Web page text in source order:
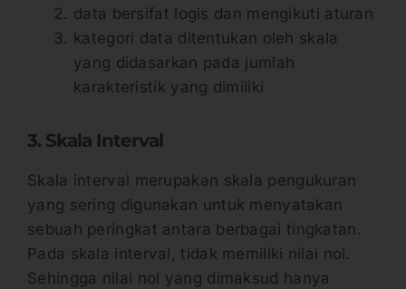
data bersifat logis dan mengikuti aturan
kategori data ditentukan oleh skala
yang didasarkan pada jumlah
karakteristik yang dimiliki
3. Skala Interval
Skala interval merupakan skala pengukuran
yang sering digunakan untuk menyatakan
sebuah peringkat antara berbagai tingkatan.
Pada skala interval, tidak memiliki nilai nol.
Sehingga nilai nol yang dimaksud hanya